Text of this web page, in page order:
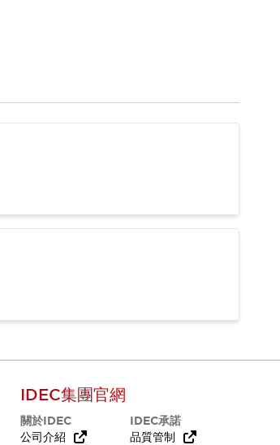
IDEC集團官網
關於IDEC
公司介紹
IDEC承諾
品質管制